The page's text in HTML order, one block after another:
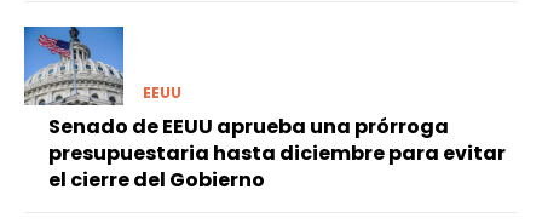
EEUU
Senado de EEUU aprueba una prórroga
presupuestaria hasta diciembre para evitar
el cierre del Gobierno